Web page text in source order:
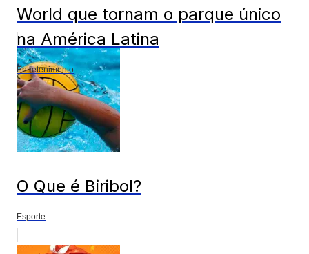
World que tornam o parque único
na América Latina
Entretenimento
O Que é Biribol?
Esporte